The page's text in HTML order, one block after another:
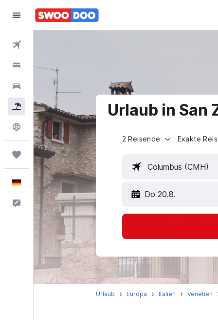
Hotels
Mietwagen
Pauschalreisen
Explore
Trips
Deutsch
Feedback
Urlaub in San
2 Reisende Exakte
Columbus (CMH)
Do 20.8.
Urlaub Europa Italien Venetien